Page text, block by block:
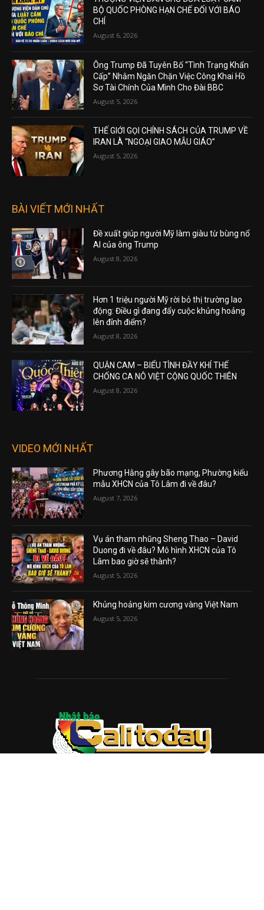
BỘ QUỐC PHÒNG HẠN CHẾ ĐỐI VỚI BÁO
CHÍ
August 6, 2026
Ông Trump Đã Tuyên Bố “Tình Trạng Khẩn
Cấp” Nhằm Ngăn Chặn Việc Công Khai Hồ
Sơ Tài Chính Của Mình Cho Đài BBC
August 5, 2026
THẾ GIỚI GỌI CHÍNH SÁCH CỦA TRUMP VỀ
IRAN LÀ “NGOẠI GIAO MẪU GIÁO”
August 5, 2026
BÀI VIẾT MỚI NHẤT
Đề xuất giúp người Mỹ làm giàu từ bùng nổ
AI của ông Trump
August 8, 2026
Hơn 1 triệu người Mỹ rời bỏ thị trường lao
động: Điều gì đang đẩy cuộc khủng hoảng
lên đỉnh điểm?
August 8, 2026
QUẬN CAM – BIỂU TÌNH ĐẦY KHÍ THẾ
CHỐNG CA NÔ VIỆT CỘNG QUỐC THIÊN
August 8, 2026
VIDEO MỚI NHẤT
Phương Hằng gây bão mạng, Phường kiểu
mẫu XHCN của Tô Lâm đi về đâu?
August 7, 2026
Vụ án tham nhũng Sheng Thao – David
Duong đi về đâu? Mô hình XHCN của Tô
Lâm bao giờ sẽ thành?
August 5, 2026
Khủng hoảng kim cương vàng Việt Nam
August 5, 2026